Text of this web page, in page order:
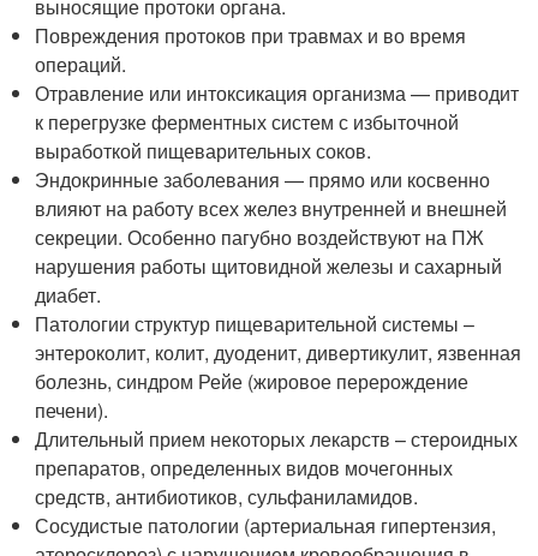
выносящие протоки органа.
Повреждения протоков при травмах и во время
операций.
Отравление или интоксикация организма — приводит
к перегрузке ферментных систем с избыточной
выработкой пищеварительных соков.
Эндокринные заболевания — прямо или косвенно
влияют на работу всех желез внутренней и внешней
секреции. Особенно пагубно воздействуют на ПЖ
нарушения работы щитовидной железы и сахарный
диабет.
Патологии структур пищеварительной системы –
энтероколит, колит, дуоденит, дивертикулит, язвенная
болезнь, синдром Рейе (жировое перерождение
печени).
Длительный прием некоторых лекарств – стероидных
препаратов, определенных видов мочегонных
средств, антибиотиков, сульфаниламидов.
Сосудистые патологии (артериальная гипертензия,